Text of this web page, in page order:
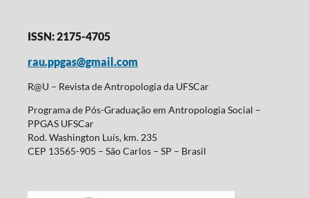
ISSN: 2175-4705
rau.ppgas@gmail.com
R@U – Revista de Antropologia da UFSCar
Programa de Pós-Graduação em Antropologia Social –
PPGAS UFSCar
Rod. Washington Luís, km. 235
CEP 13565-905 – São Carlos – SP – Brasil